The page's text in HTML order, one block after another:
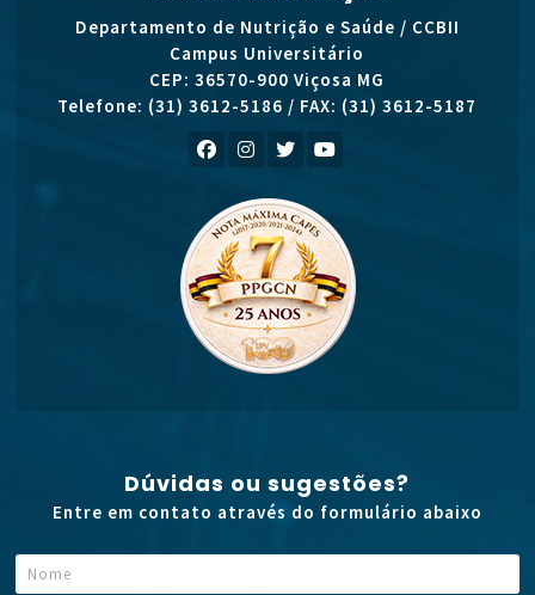
Departamento de Nutrição e Saúde / CCBII
Campus Universitário
CEP: 36570-900 Viçosa MG
Telefone: (31) 3612-5186 / FAX: (31) 3612-5187
Dúvidas ou sugestões?
Entre em contato através do formulário abaixo
N
o